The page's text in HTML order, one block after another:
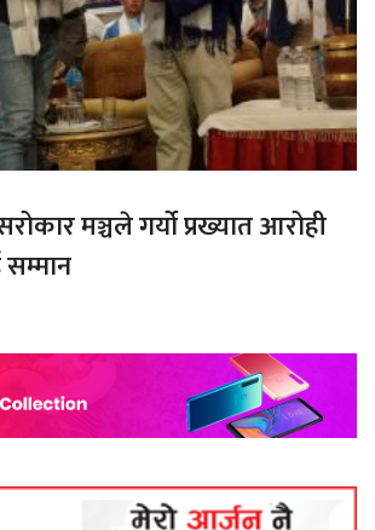
मञ्चले गर्यो प्रख्यात आरोही
सम्मान